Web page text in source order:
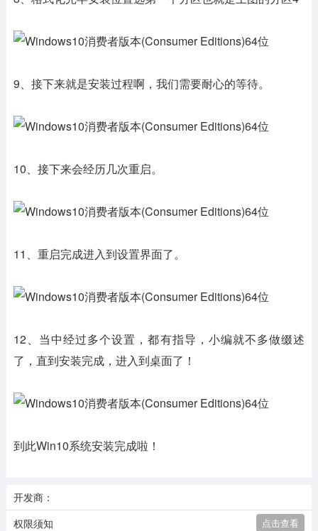
9、接下来就是安装过程啊，我们需要耐心的等待。
10、接下来会经历几次重启。
11、重启完成进入到设置界面了。
12、当中经过多个设置，都有指导，小编就不多做缀述
了，直到安装完成，进入到桌面了！
到此Win10系统安装完成啦！
开发商：
权限须知
点击查看